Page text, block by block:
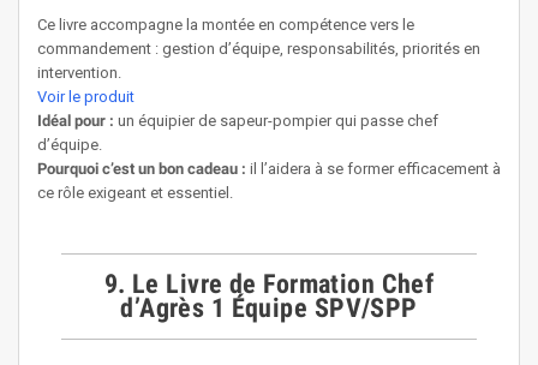
Ce livre accompagne la montée en compétence vers le
commandement : gestion d’équipe, responsabilités, priorités en
intervention.
Voir le produit
Idéal pour : un équipier de sapeur-pompier qui passe chef
d’équipe.
Pourquoi c’est un bon cadeau : il l’aidera à se former efficacement à
ce rôle exigeant et essentiel.
9. Le Livre de Formation Chef
d’Agrès 1 Équipe SPV/SPP